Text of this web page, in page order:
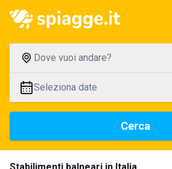
Dove vuoi andare?
Seleziona date
Cerca